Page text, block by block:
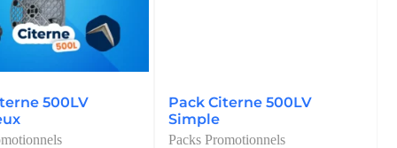
500LV
Pack Citerne 500LV
Simple
Packs Promotionnels